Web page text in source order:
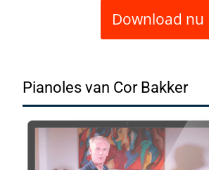
Download nu
Pianoles van Cor Bakker